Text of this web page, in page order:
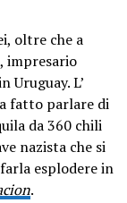
oltre che a
impresario
Uruguay. L’
fatto parlare di
da 360 chili
nazista che si
esplodere in
.